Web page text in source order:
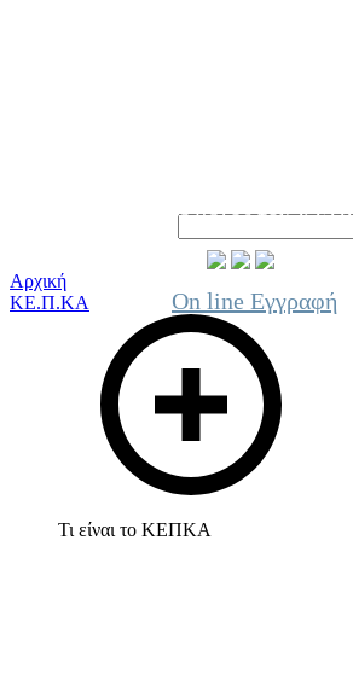
Γίνε μέλος του
On line Εγγραφή
Αρχική
ΚΕ.Π.ΚΑ
Τι είναι το ΚΕΠΚΑ